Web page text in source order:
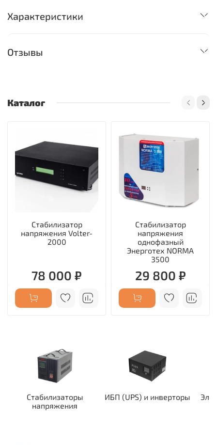
Характеристики
Отзывы
Каталог
Стабилизатор
напряжения Volter-
2000
78 000 ₽
Стабилизатор
напряжения
однофазный
Энерготех NORMA
3500
29 800 ₽
Стабилизаторы
напряжения
ИБП (UPS) и инверторы